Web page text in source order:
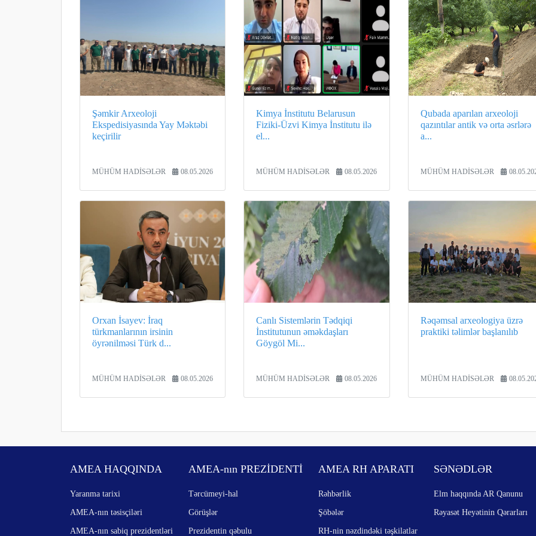
Şəmkir Arxeoloji
Ekspedisiyasında Yay Məktəbi
keçirilir
MÜHÜM HADİSƏLƏR 08.05.2026
Kimya İnstitutu Belarusun
Fiziki-Üzvi Kimya İnstitutu ilə
el...
MÜHÜM HADİSƏLƏR 08.05.2026
Qubada aparılan arxeoloji
qazıntılar antik və orta əsrlərə
a...
MÜHÜM HADİSƏLƏR
Orxan İsayev: İraq
türkmanlarının irsinin
öyrənilməsi Türk d...
MÜHÜM HADİSƏLƏR 08.05.2026
Canlı Sistemlərin Tədqiqi
İnstitutunun əməkdaşları
Göygöl Mi...
MÜHÜM HADİSƏLƏR 08.05.2026
Rəqəmsal arxeologiya üzrə
praktiki təlimlər başlanılıb
MÜHÜM HADİSƏLƏR
AMEA HAQQINDA
Yaranma tarixi
AMEA-nın təsisçiləri
AMEA-nın sabiq prezidentləri
AMEA-nın PREZİDENTİ
Tərcümeyi-hal
Görüşlər
Prezidentin qəbulu
AMEA RH APARATI
Rəhbərlik
Şöbələr
RH-nin nəzdindəki təşkilatlar
SƏNƏDLƏR
Elm haqqında AR Qanunu
Rəyasət Heyətinin Qərarları